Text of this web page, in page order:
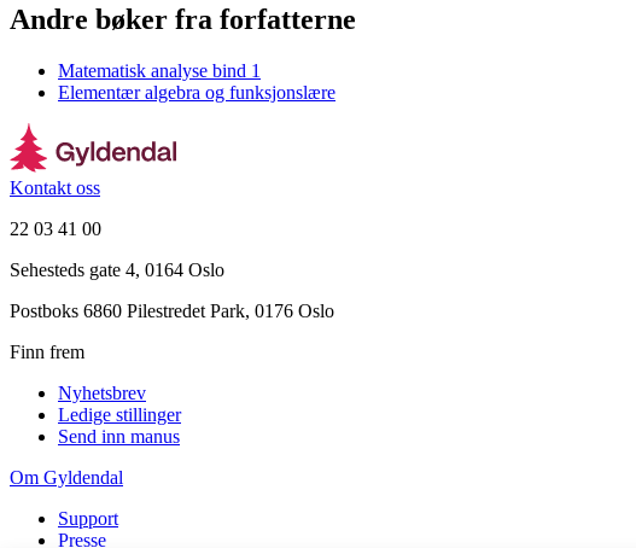
Andre bøker fra forfatterne
Matematisk analyse bind 1
Elementær algebra og funksjonslære
Kontakt oss
22 03 41 00
Sehesteds gate 4, 0164 Oslo
Postboks 6860 Pilestredet Park, 0176 Oslo
Finn frem
Nyhetsbrev
Ledige stillinger
Send inn manus
Om Gyldendal
Support
Presse